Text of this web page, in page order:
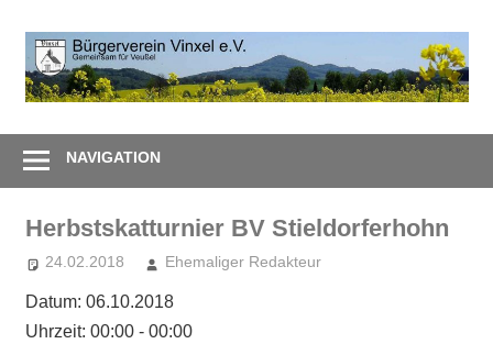
Inhalt
springen
ZusammenNAVIGATION
Herbstskatturnier BV Stieldorferhohn
24.02.2018 Ehemaliger Redakteur
Datum: 06.10.2018
Uhrzeit: 00:00 - 00:00